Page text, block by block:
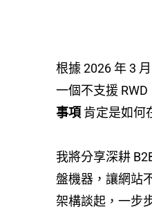
根據 2026 年 3
一個不支援
事項 肯定是如何
我將分享深耕
盤機器，讓網站
架構談起，一步